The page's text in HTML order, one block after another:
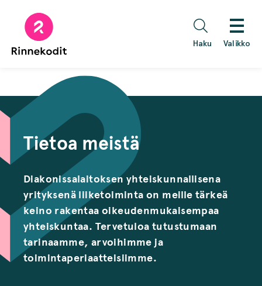
sisältöön
Haku Valikko
Tietoa meistä
Diakonissalaitoksen yhteiskunnallisena
yrityksenä liiketoiminta on meille tärkeä
keino rakentaa oikeudenmukaisempaa
yhteiskuntaa. Tervetuloa tutustumaan
tarinaamme, arvoihimme ja
toimintaperiaatteisiimme.